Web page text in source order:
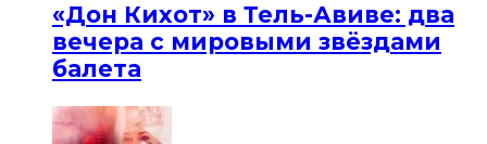
«Дон Кихот» в Тель-Авиве: два
вечера с мировыми звёздами
балета